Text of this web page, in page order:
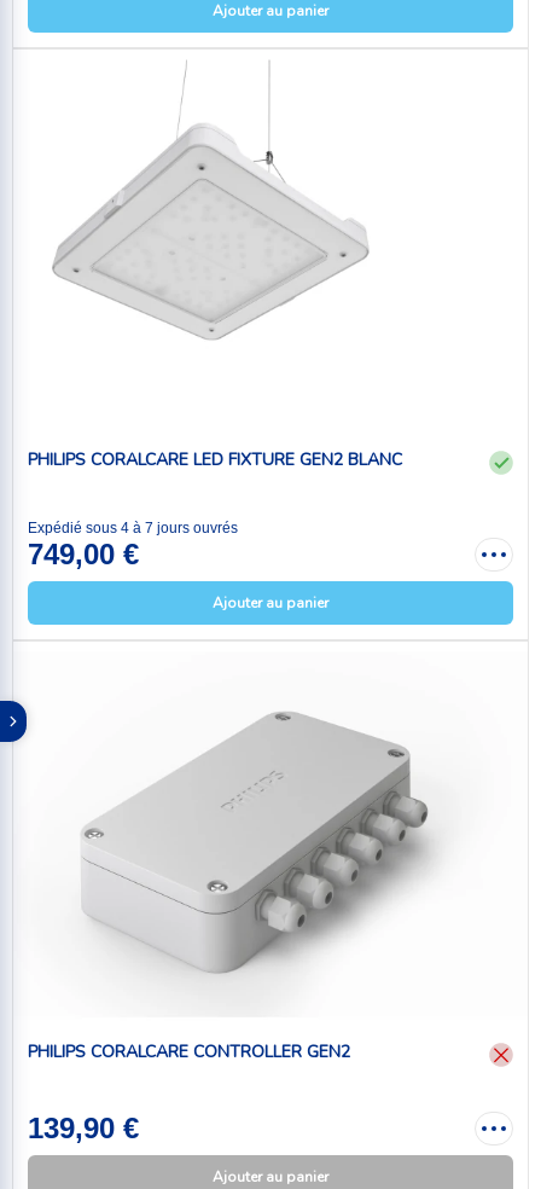
Ajouter au panier
PHILIPS CORALCARE LED FIXTURE GEN2 BLANC
Expédié sous 4 à 7 jours ouvrés
749,00 €
Ajouter au panier
PHILIPS CORALCARE CONTROLLER GEN2
139,90 €
Ajouter au panier